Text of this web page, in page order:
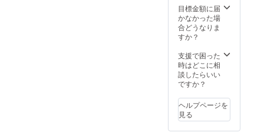
ビック
ライチ)
10gのド
各4個 ×
10種 =
40個 ※
原材料
加物等
の食品
表示は
お届け
での最
終便
22:30
頃)
ニュー
開発等)
の裏話
までを
にお教
えしま
す！最
後は貴
の事業
計画を
作って
みると
目標金額に届
かなかった場
合どうなりま
すか？
支援で困った
時はどこに相
談したらいい
ですか？
ヘルプページを
見る